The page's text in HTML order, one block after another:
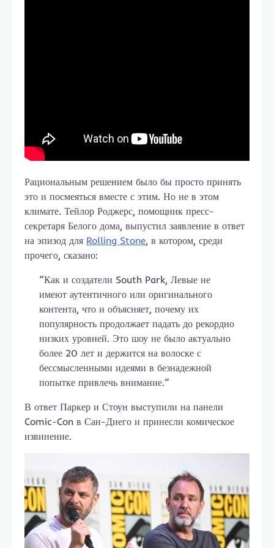
Рациональным решением было бы просто принять
это и посмеяться вместе с этим. Но не в этом
климате. Тейлор Роджерс, помощник пресс-
секретаря Белого дома, выпустил заявление в ответ
на эпизод для Rolling Stone, в котором, среди
прочего, сказано:
“Как и создатели South Park, Левые не
имеют аутентичного или оригинального
контента, что и объясняет, почему их
популярность продолжает падать до рекордно
низких уровней. Это шоу не было актуально
более 20 лет и держится на волоске с
бессмысленными идеями в безнадежной
попытке привлечь внимание.”
В ответ Паркер и Стоун выступили на панели
Comic-Con в Сан-Диего и принесли комическое
извинение.